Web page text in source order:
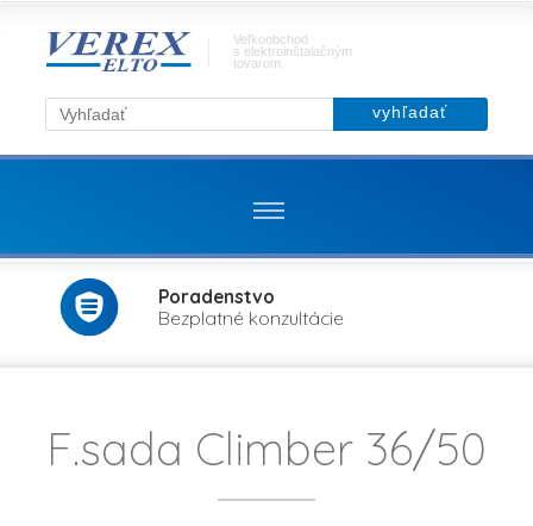
Veľkoobchod
s elektroinštalačným
tovarom.
Poradenstvo
Bezplatné konzultácie
F.sada Climber 36/50